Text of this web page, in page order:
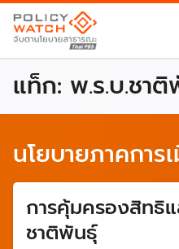
แท็ก: พ.ร.บ.ชา
นโยบายภาคการ
การคุ้มครองสิทธิ
ชาติพันธุ์